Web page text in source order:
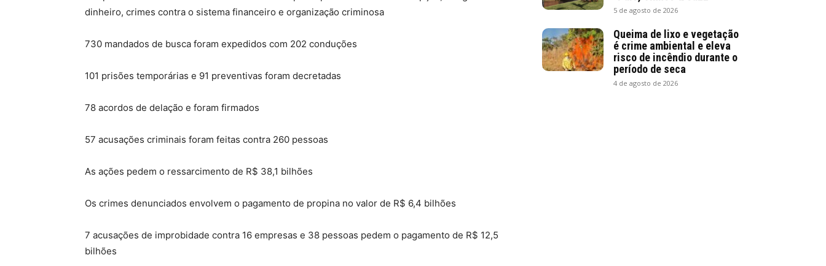
dinheiro, crimes contra o sistema financeiro e organização criminosa
730 mandados de busca foram expedidos com 202 conduções
101 prisões temporárias e 91 preventivas foram decretadas
78 acordos de delação e foram firmados
57 acusações criminais foram feitas contra 260 pessoas
As ações pedem o ressarcimento de R$ 38,1 bilhões
Os crimes denunciados envolvem o pagamento de propina no valor de R$ 6,4 bilhões
7 acusações de improbidade contra 16 empresas e 38 pessoas pedem o pagamento de R$ 12,5
bilhões
5 de agosto de 2026
Queima de lixo e vegetação
é crime ambiental e eleva
risco de incêndio durante o
período de seca
4 de agosto de 2026